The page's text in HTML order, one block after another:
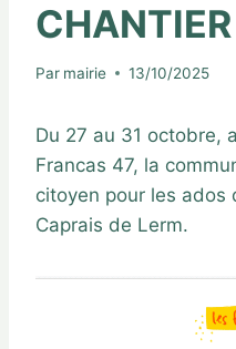
Par mairie 13/10/2025
Du 27 au 31 octobre,
Francas 47, la
citoyen pour les ados
Caprais de Lerm.